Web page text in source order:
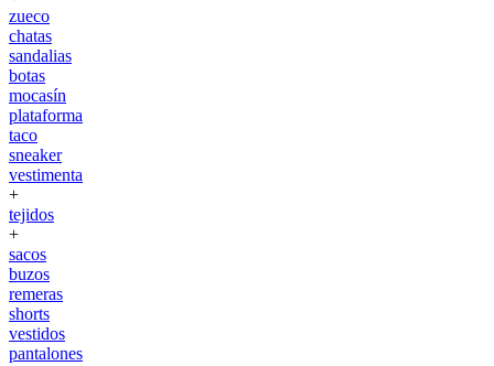
zueco
chatas
sandalias
botas
mocasín
plataforma
taco
sneaker
vestimenta
+
tejidos
+
sacos
buzos
remeras
shorts
vestidos
pantalones